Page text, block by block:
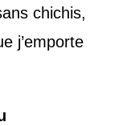
chichis,
j’emporte